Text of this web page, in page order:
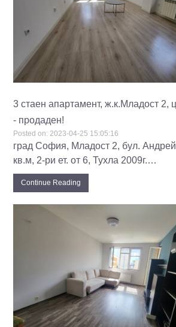
3 стаен апартамент, ж.к.Младост 2,
- продаден!
Posted on: 2023-04-25 15:05:16
град София, Младост 2, бул.
кв.м, 2-ри ет. от 6, Тухла 2009г.…
Continue Reading